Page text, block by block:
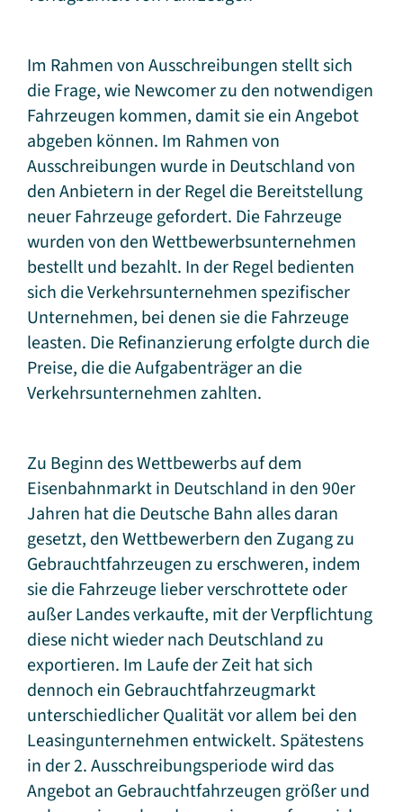
Im Rahmen von Ausschreibungen stellt sich
die Frage, wie Newcomer zu den notwendigen
Fahrzeugen kommen, damit sie ein Angebot
abgeben können. Im Rahmen von
Ausschreibungen wurde in Deutschland von
den Anbietern in der Regel die Bereitstellung
neuer Fahrzeuge gefordert. Die Fahrzeuge
wurden von den Wettbewerbsunternehmen
bestellt und bezahlt. In der Regel bedienten
sich die Verkehrsunternehmen spezifischer
Unternehmen, bei denen sie die Fahrzeuge
leasten. Die Refinanzierung erfolgte durch die
Preise, die die Aufgabenträger an die
Verkehrsunternehmen zahlten.
Zu Beginn des Wettbewerbs auf dem
Eisenbahnmarkt in Deutschland in den 90er
Jahren hat die Deutsche Bahn alles daran
gesetzt, den Wettbewerbern den Zugang zu
Gebrauchtfahrzeugen zu erschweren, indem
sie die Fahrzeuge lieber verschrottete oder
außer Landes verkaufte, mit der Verpflichtung
diese nicht wieder nach Deutschland zu
exportieren. Im Laufe der Zeit hat sich
dennoch ein Gebrauchtfahrzeugmarkt
unterschiedlicher Qualität vor allem bei den
Leasingunternehmen entwickelt. Spätestens
in der 2. Ausschreibungsperiode wird das
Angebot an Gebrauchtfahrzeugen größer und